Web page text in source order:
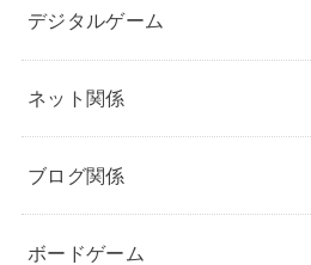
デジタルゲーム
ネット関係
ブログ関係
ボードゲーム